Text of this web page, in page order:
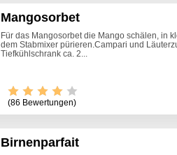
Mangosorbet
Für das Mangosorbet die Mango schälen, in
dem Stabmixer pürieren.Campari und
Tiefkühlschrank ca. 2...
(86 Bewertungen)
Birnenparfait